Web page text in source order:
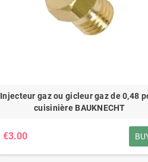
Injecteur gaz ou gicleur gaz de 0,48
cuisinière BAUKNECHT
€3.00